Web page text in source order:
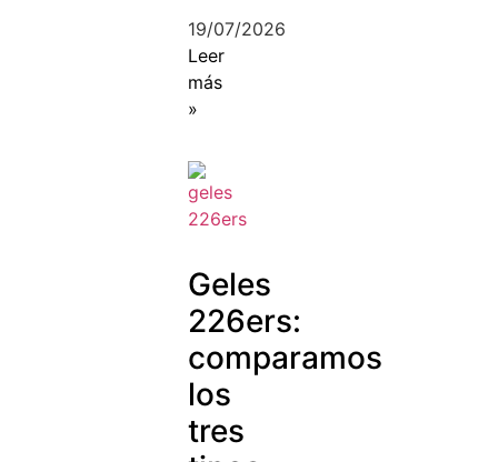
19/07/2026
Leer
más
»
Geles
226ers:
comparamos
los
tres